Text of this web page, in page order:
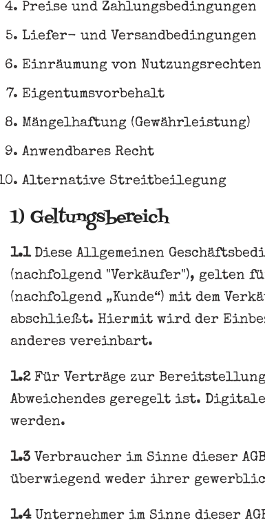
Preise und Zahlungsbedingungen
Liefer- und Versandbedingungen
Einräumung von
Eigentumsvorbehalt
Mängelhaftung (Gewährleistung)
Anwendbares Recht
Alternative Streitbeilegung
1) Geltungsbereich
1.1Diese Allgemeinen
(nachfolgend "Verkäufer"), gelten
(nachfolgend „Kunde“) mit dem
abschließt. Hiermit wird der
anderes vereinbart.
1.2Für Verträge zur Bereitstellung
Abweichendes geregelt ist.
werden.
1.3 Verbraucher im Sinne dieser
überwiegend weder ihrer
1.4Unternehmer im Sinne dieser